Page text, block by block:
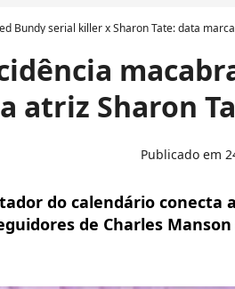
Bundy serial killer x Sharon Tate: data
atriz Sharon
Publicado em
do calendário conecta
de Charles